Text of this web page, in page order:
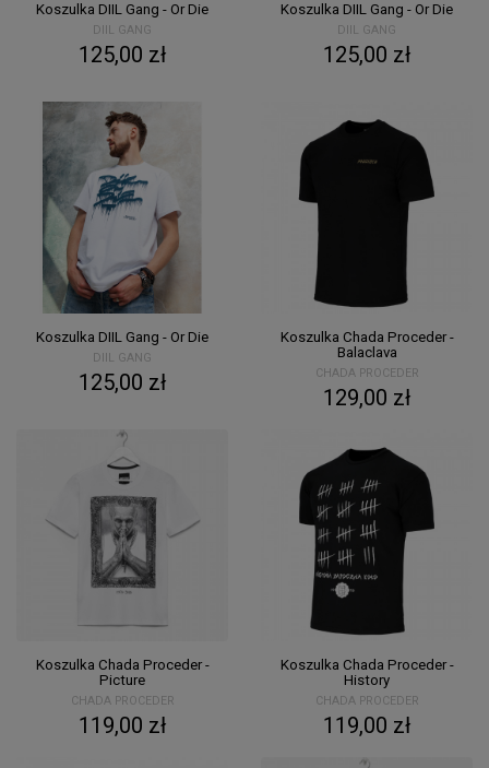
Koszulka DIIL Gang - Or Die
DIIL GANG
125,00 zł
Koszulka DIIL Gang - Or Die
DIIL GANG
125,00 zł
Koszulka DIIL Gang - Or Die
DIIL GANG
125,00 zł
Koszulka Chada Proceder -
Balaclava
CHADA PROCEDER
129,00 zł
Koszulka Chada Proceder -
Picture
CHADA PROCEDER
119,00 zł
Koszulka Chada Proceder -
History
CHADA PROCEDER
119,00 zł